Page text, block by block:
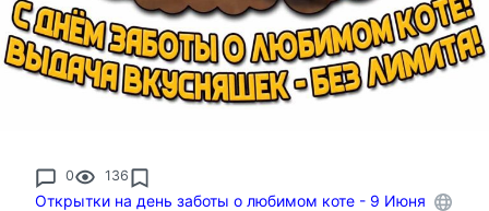
0 136
Открытки на день заботы о любимом коте - 9 Июня